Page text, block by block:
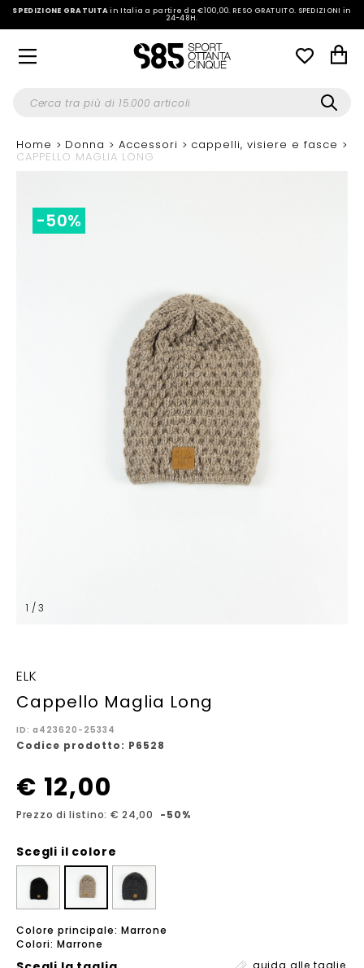
SPEDIZIONE GRATUITAin Italia a partire da €100,00.RESO GRATUITO. SPEDIZIONI in
24-48H.
Home Donna Accessori cappelli, visiere e fasce
CAPPELLO MAGLIA LONG
1 / 3
-50%
ELK
Cappello Maglia Long
ID: a423620-25334
Codice prodotto: P6528
€ 12,00
Prezzo di listino: € 24,00 -50%
Scegli il colore
Colore principale: Marrone
Colori: Marrone